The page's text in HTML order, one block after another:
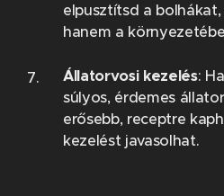
elpusztítsd a
hanem a
Állatorvosi kezelés:
súlyos, érdemes
erősebb, receptre
kezelést javasolhat.